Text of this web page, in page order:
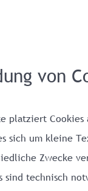
von
platziert Cookies
sich um kleine
Zwecke
sind technisch